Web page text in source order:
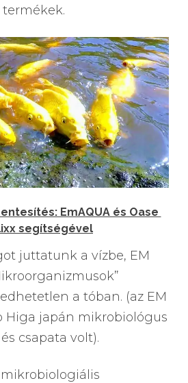
termékek.
EmAQUA és Oase
segítségével
juttatunk a vízbe, EM
a tóban. (az EM
Higa japán mikrobiológus
csapata volt).